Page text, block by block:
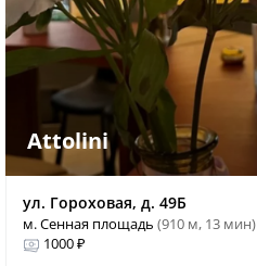
Attolini
ул. Гороховая, д. 49Б
м. Сенная площадь (910 м, 13 мин)
1000 ₽